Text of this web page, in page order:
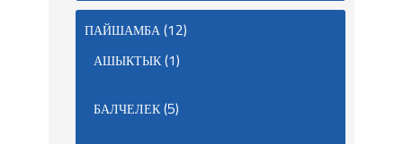
ПАЙШАМБА(12)
АШЫКТЫК(1)
БАЛЧЕЛЕК(5)